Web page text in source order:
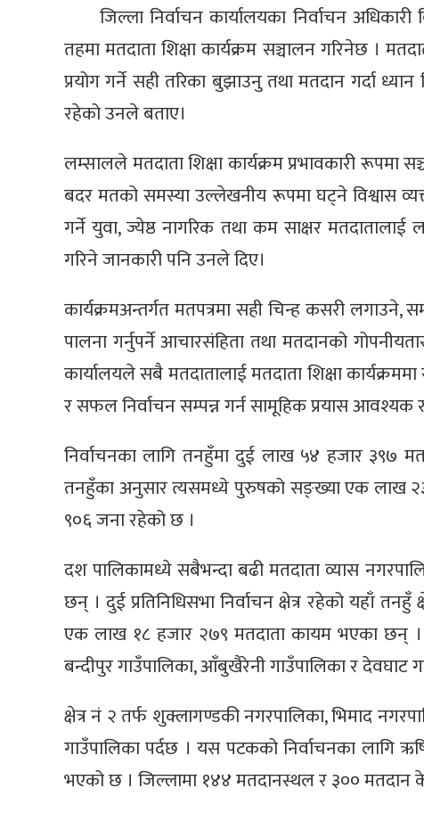
जिल्ला निर्वाचन कार्यालयका निर्वाचन
तहमा मतदाता शिक्षा कार्यक्रम सञ्चालन गरिनेछ ।
प्रयोग गर्ने सही तरिका बुझाउनु तथा मतदान गर्दा
रहेको उनले बताए।
लम्सालले मतदाता शिक्षा कार्यक्रम प्रभावकारी
बदर मतको समस्या उल्लेखनीय रूपमा घट्ने विश्वास
गर्ने युवा, ज्येष्ठ नागरिक तथा कम साक्षर मतदातालाई
गरिने जानकारी पनि उनले दिए।
कार्यक्रमअन्तर्गत मतपत्रमा सही चिन्ह कसरी लगाउने,
पालना गर्नुपर्ने आचारसंहिता तथा मतदानको
कार्यालयले सबै मतदातालाई मतदाता शिक्षा
र सफल निर्वाचन सम्पन्न गर्न सामूहिक प्रयास आवश्यक
निर्वाचनका लागि तनहुँमा दुई लाख ५४ हजार ३९७
तनहुँका अनुसार त्यसमध्ये पुरुषको सङ्ख्या एक लाख
९०६ जना रहेको छ ।
दश पालिकामध्ये सबैभन्दा बढी मतदाता व्यास
छन् । दुई प्रतिनिधिसभा निर्वाचन क्षेत्र रहेको यहाँ
एक लाख १८ हजार २७९ मतदाता कायम भएका छन् ।
बन्दीपुर गाउँपालिका, आँबुखैरेनी गाउँपालिका र देवघाट
क्षेत्र नं २ तर्फ शुक्लागण्डकी नगरपालिका, भिमाद
गाउँपालिका पर्दछ । यस पटकको निर्वाचनका लागि
भएको छ । जिल्लामा १४४ मतदानस्थल र ३०० मतदान